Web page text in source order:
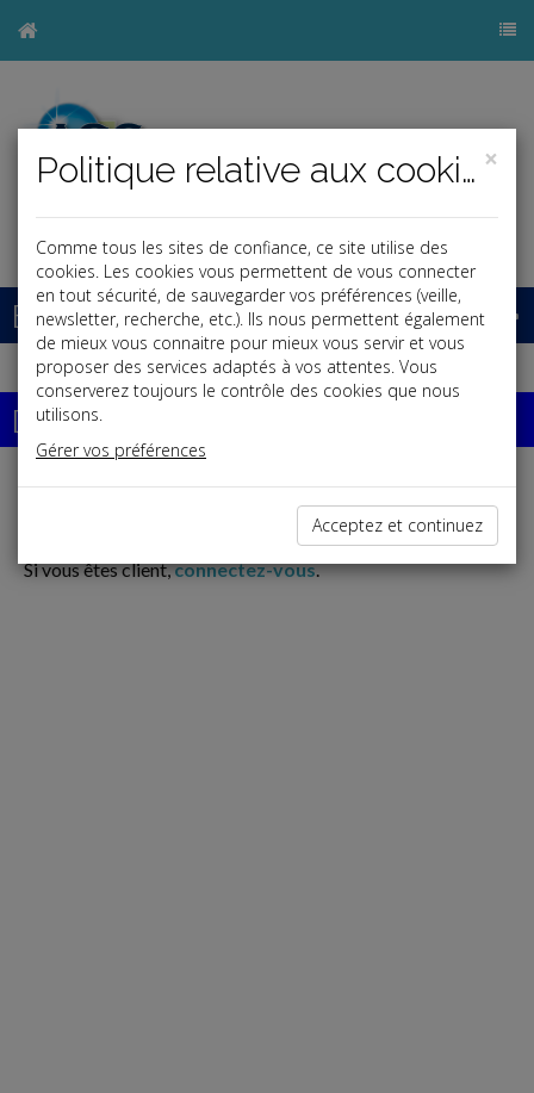
Base documentaire
Dossiers
Ce contenu est réservé aux Clients
Si vous êtes client,connectez-vous.
×
Politique relative aux cookies
Comme tous les sites de confiance, ce site utilise des
cookies. Les cookies vous permettent de vous connecter
en tout sécurité, de sauvegarder vos préférences (veille,
newsletter, recherche, etc.). Ils nous permettent également
de mieux vous connaitre pour mieux vous servir et vous
proposer des services adaptés à vos attentes. Vous
conserverez toujours le contrôle des cookies que nous
utilisons.
Gérer vos préférences
Acceptez et continuez